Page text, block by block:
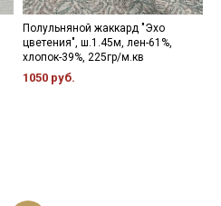
Полульняной жаккард "Эхо
цветения", ш.1.45м, лен-61%,
хлопок-39%, 225гр/м.кв
1050 руб.